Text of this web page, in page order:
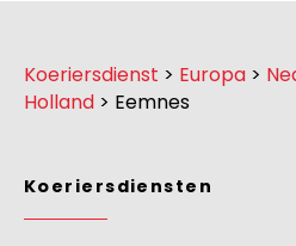
Koeriersdienst > Europa >
Holland > Eemnes
Koeriersdiensten